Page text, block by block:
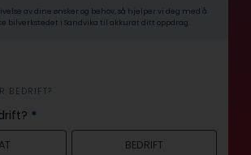
av dine ønsker og behov, så hjelper vi deg med å
bilverkstedet i Sandvika til akkurat ditt oppdrag.
BEDRIFT?
*
BEDRIFT